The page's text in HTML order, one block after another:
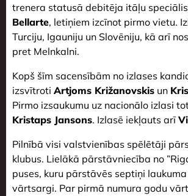
trenera statusā debitēja itāļu
Bellarte, letiņiem izcīnot pirmo vietu.
Turciju, Igauniju un Slovēniju, kā arī
pret Melnkalni.
Kopš šīm sacensībām no izlases
izsvītroti Artjoms Križanovskis un
Pirmo izsaukumu uz nacionālo izlasi
Kristaps Jansons. Izlasē iekļauts arī
Pilnībā visi valstvienības spēlētāji
klubus. Lielākā pārstāvniecība no
puses, kuru pārstāvēs septiņi
vārtsargi. Par pirmā numura godu